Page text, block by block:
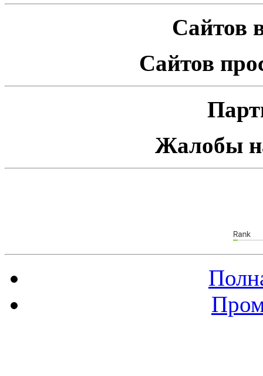
Сайтов
Сайтов
Жалобы